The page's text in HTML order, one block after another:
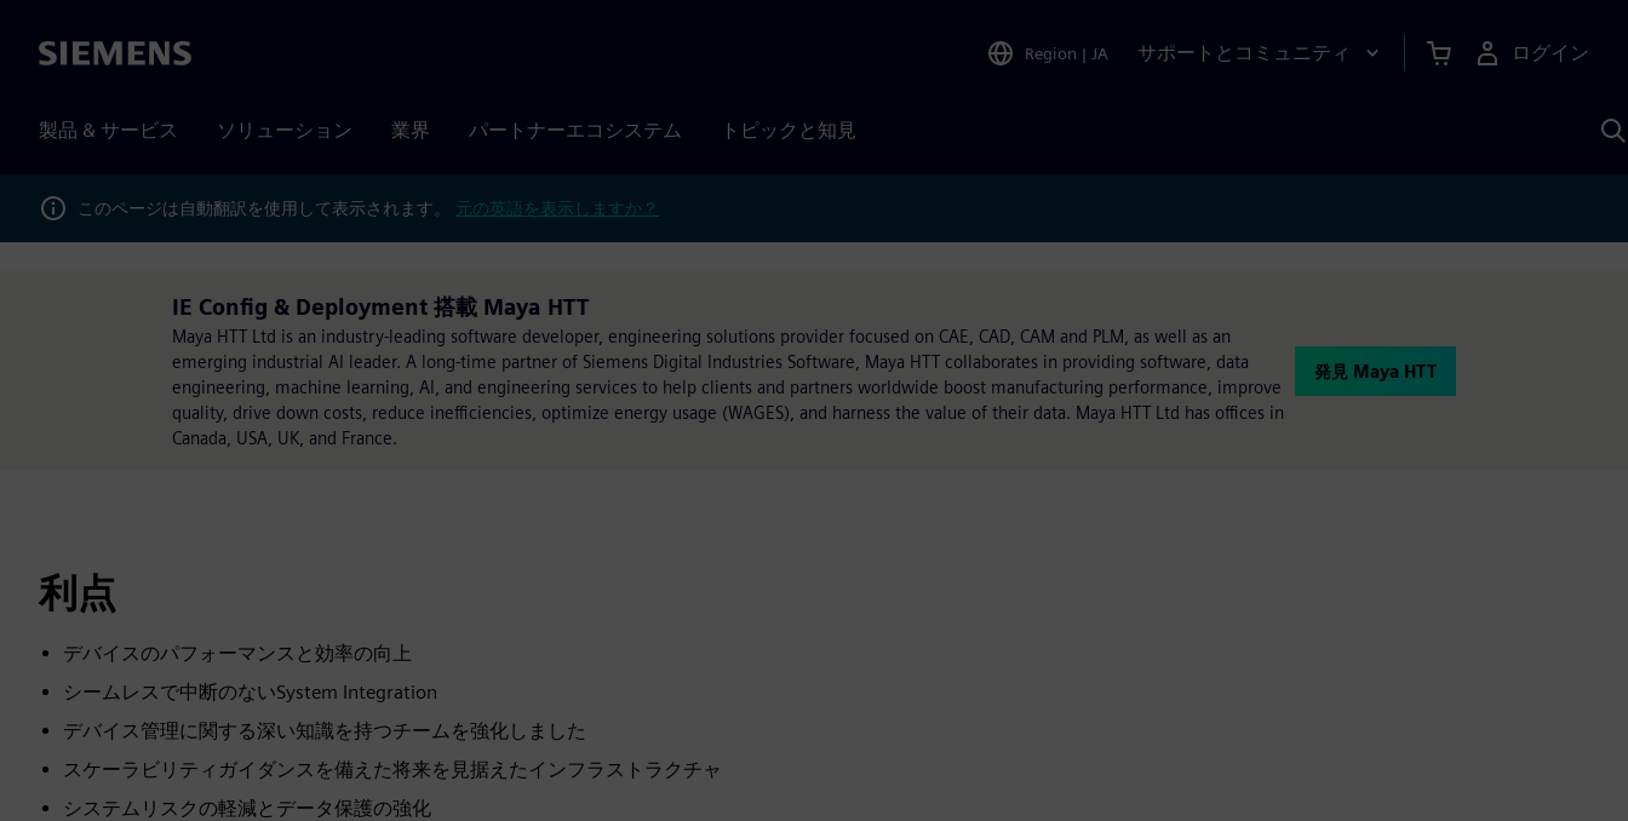
Siemens Region | JA サポートとコミュニティ ログイン
製品 & サービス ソリューション 業界 パートナーエコシステム トピックと知見
このページは自動翻訳を使用して表示されます。 元の英語を表示しますか？
IE Config & Deployment 搭載 Maya HTT
Maya HTT Ltd is an industry-leading software developer, engineering solutions provider focused on CAE, CAD, CAM and PLM, as well as an
emerging industrial AI leader. A long-time partner of Siemens Digital Industries Software, Maya HTT collaborates in providing software, data
engineering, machine learning, AI, and engineering services to help clients and partners worldwide boost manufacturing performance, improve
quality, drive down costs, reduce inefficiencies, optimize energy usage (WAGES), and harness the value of their data. Maya HTT Ltd has offices in
Canada, USA, UK, and France.
発見 Maya HTT
利点
デバイスのパフォーマンスと効率の向上
シームレスで中断のないSystem Integration
デバイス管理に関する深い知識を持つチームを強化しました
スケーラビリティガイダンスを備えた将来を見据えたインフラストラクチャ
システムリスクの軽減とデータ保護の強化